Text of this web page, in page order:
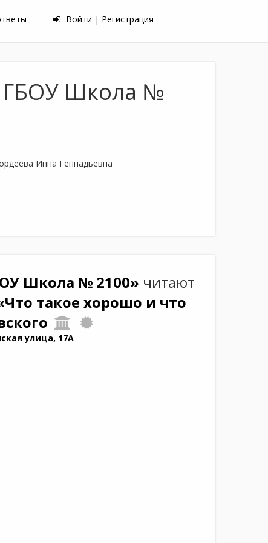
Войти | Регистрация
ГБОУ Школа №
Инна Геннадьевна
Школа № 2100» читают
такое хорошо и что
улица, 17А